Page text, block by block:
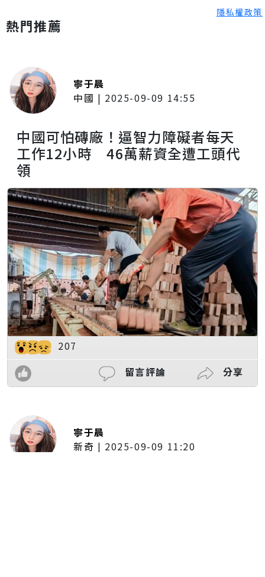
隱私權政策
熱門推薦
寧于晨
中國 | 2025-09-09 14:55
中國可怕磚廠！逼智力障礙者每天
工作12小時 46萬薪資全遭工頭代
領
207
留言評論
分享
寧于晨
新奇 | 2025-09-09 11:20